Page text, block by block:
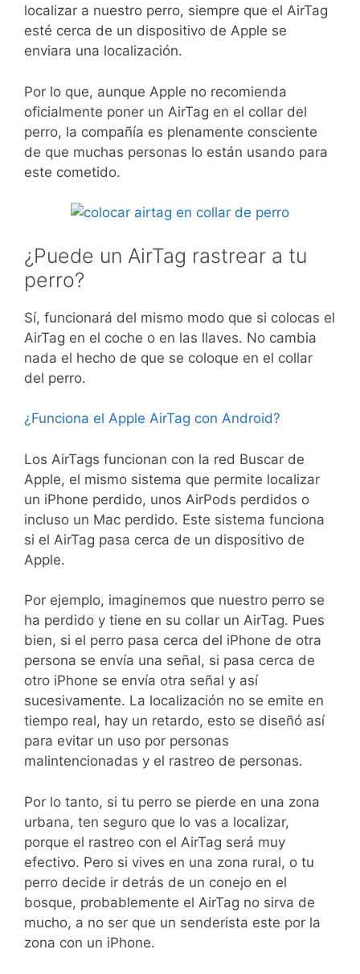
localizar a nuestro perro, siempre que el AirTag
esté cerca de un dispositivo de Apple se
enviara una localización.
Por lo que, aunque Apple no recomienda
oficialmente poner un AirTag en el collar del
perro, la compañía es plenamente consciente
de que muchas personas lo están usando para
este cometido.
¿Puede un AirTag rastrear a tu
perro?
Sí, funcionará del mismo modo que si colocas el
AirTag en el coche o en las llaves. No cambia
nada el hecho de que se coloque en el collar
del perro.
¿Funciona el Apple AirTag con Android?
Los AirTags funcionan con la red Buscar de
Apple, el mismo sistema que permite localizar
un iPhone perdido, unos AirPods perdidos o
incluso un Mac perdido. Este sistema funciona
si el AirTag pasa cerca de un dispositivo de
Apple.
Por ejemplo, imaginemos que nuestro perro se
ha perdido y tiene en su collar un AirTag. Pues
bien, si el perro pasa cerca del iPhone de otra
persona se envía una señal, si pasa cerca de
otro iPhone se envía otra señal y así
sucesivamente. La localización no se emite en
tiempo real, hay un retardo, esto se diseñó así
para evitar un uso por personas
malintencionadas y el rastreo de personas.
Por lo tanto, si tu perro se pierde en una zona
urbana, ten seguro que lo vas a localizar,
porque el rastreo con el AirTag será muy
efectivo. Pero si vives en una zona rural, o tu
perro decide ir detrás de un conejo en el
bosque, probablemente el AirTag no sirva de
mucho, a no ser que un senderista este por la
zona con un iPhone.